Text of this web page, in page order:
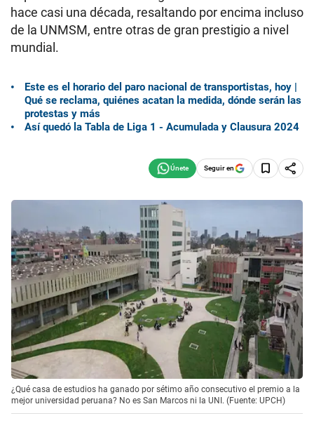
hace casi una década, resaltando por encima incluso
de la UNMSM, entre otras de gran prestigio a nivel
mundial.
Este es el horario del paro nacional de transportistas, hoy |
Qué se reclama, quiénes acatan la medida, dónde serán las
protestas y más
Así quedó la Tabla de Liga 1 - Acumulada y Clausura 2024
Seguir en
¿Qué casa de estudios ha ganado por sétimo año consecutivo el premio a la
mejor universidad peruana? No es San Marcos ni la UNI. (Fuente: UPCH)